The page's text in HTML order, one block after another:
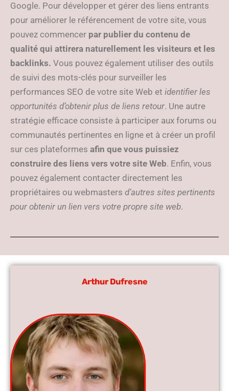
Google. Pour développer et gérer des liens entrants
pour améliorer le référencement de votre site, vous
pouvez commencer par publier du contenu de
qualité qui attirera naturellement les visiteurs et les
backlinks. Vous pouvez également utiliser des outils
de suivi des mots-clés pour surveiller les
performances SEO de votre site Web et identifier les
opportunités d’obtenir plus de liens retour. Une autre
stratégie efficace consiste à participer aux forums ou
communautés pertinentes en ligne et à créer un profil
sur ces plateformes afin que vous puissiez
construire des liens vers votre site Web. Enfin, vous
pouvez également contacter directement les
propriétaires ou webmasters d’autres sites pertinents
pour obtenir un lien vers votre propre site web.
Arthur Dufresne